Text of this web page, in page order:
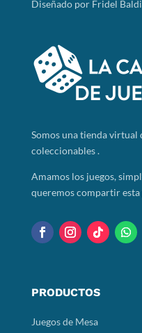
Diseñado por Fridel
Somosuna tienda virtual
coleccionables .
Amamos los juegos,
queremos compartir esta
PRODUCTOS
Juegos de Mesa